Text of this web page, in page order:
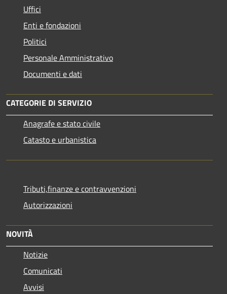
Uffici
Enti e fondazioni
Politici
Personale Amministrativo
Documenti e dati
CATEGORIE DI SERVIZIO
Anagrafe e stato civile
Catasto e urbanistica
Tributi,finanze e contravvenzioni
Autorizzazioni
NOVITÀ
Notizie
Comunicati
Avvisi